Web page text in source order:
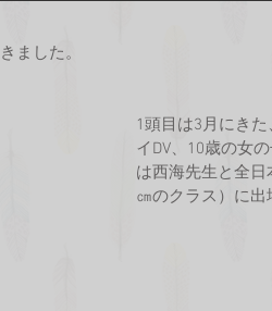
ました。
1頭目は3月にき
イDV、10歳の女
は西海先生と全日
㎝のクラス）に出